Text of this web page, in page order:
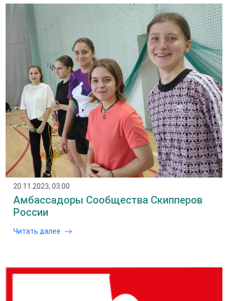
20.11.2023, 03:00
Амбассадоры Сообщества Скипперов
России
Читать далее